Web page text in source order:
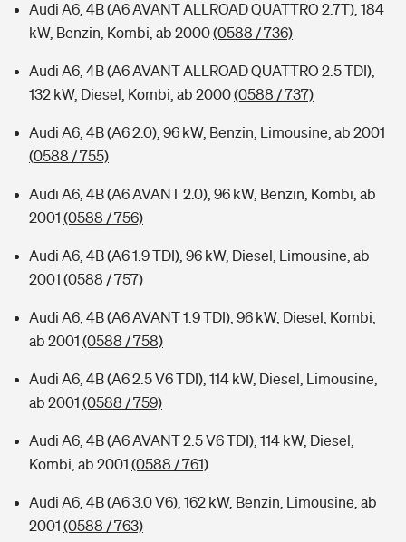
Audi A6, 4B (A6 AVANT ALLROAD QUATTRO 2.7T), 184
kW, Benzin, Kombi, ab 2000(0588 / 736)
Audi A6, 4B (A6 AVANT ALLROAD QUATTRO 2.5 TDI),
132 kW, Diesel, Kombi, ab 2000(0588 / 737)
Audi A6, 4B (A6 2.0), 96 kW, Benzin, Limousine, ab 2001
(0588 / 755)
Audi A6, 4B (A6 AVANT 2.0), 96 kW, Benzin, Kombi, ab
2001 (0588 / 756)
Audi A6, 4B (A6 1.9 TDI), 96 kW, Diesel, Limousine, ab
2001 (0588 / 757)
Audi A6, 4B (A6 AVANT 1.9 TDI), 96 kW, Diesel, Kombi,
ab 2001 (0588 / 758)
Audi A6, 4B (A6 2.5 V6 TDI), 114 kW, Diesel, Limousine,
ab 2001 (0588 / 759)
Audi A6, 4B (A6 AVANT 2.5 V6 TDI), 114 kW, Diesel,
Kombi, ab 2001 (0588 / 761)
Audi A6, 4B (A6 3.0 V6), 162 kW, Benzin, Limousine, ab
2001 (0588 / 763)